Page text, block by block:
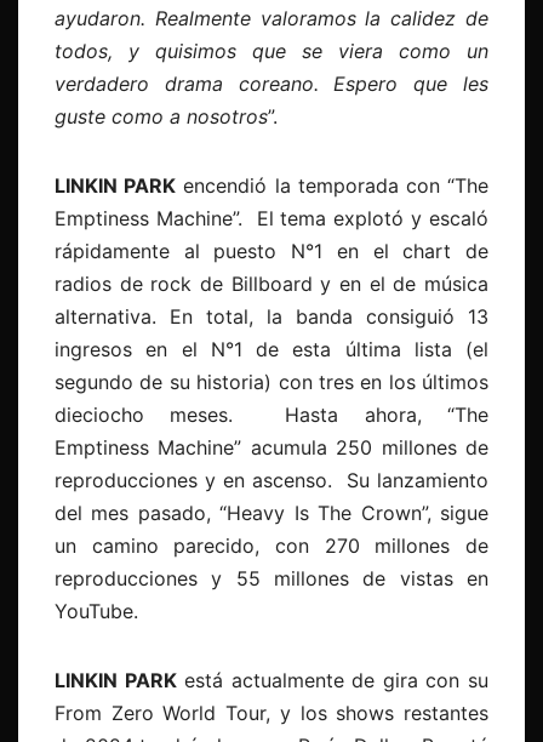
ayudaron. Realmente valoramos la calidez de
todos, y quisimos que se viera como un
verdadero drama coreano. Espero que les
guste como a nosotros”.
LINKIN PARK encendió la temporada con “The
Emptiness Machine”. El tema explotó y escaló
rápidamente al puesto N°1 en el chart de
radios de rock de Billboard y en el de música
alternativa. En total, la banda consiguió 13
ingresos en el N°1 de esta última lista (el
segundo de su historia) con tres en los últimos
dieciocho meses. Hasta ahora, “The
Emptiness Machine” acumula 250 millones de
reproducciones y en ascenso. Su lanzamiento
del mes pasado, “Heavy Is The Crown”, sigue
un camino parecido, con 270 millones de
reproducciones y 55 millones de vistas en
YouTube.
LINKIN PARKestá actualmente de gira con su
From Zero World Tour, y los shows restantes